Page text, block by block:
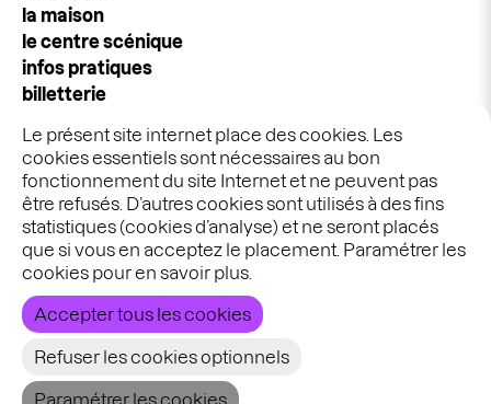
Le présent site internet place des cookies. Les
cookies essentiels sont nécessaires au bon
fonctionnement du site Internet et ne peuvent pas
être refusés. D’autres cookies sont utilisés à des fins
statistiques (cookies d’analyse) et ne seront placés
que si vous en acceptez le placement. Paramétrer les
cookies pour en savoir plus.
Accepter tous les cookies
Refuser les cookies optionnels
Paramétrer les cookies
la maison
le centre scénique
infos pratiques
billetterie
idées cadeaux
stages & ateliers
Graphisme :
Développement :